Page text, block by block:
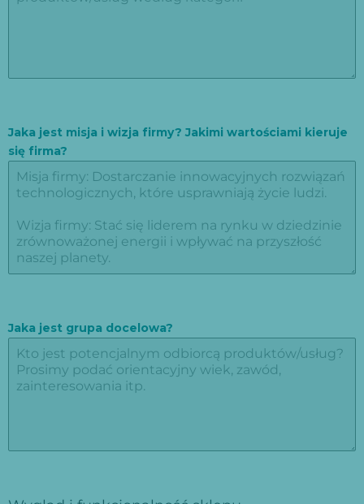
Jaka jest misja i wizja firmy? Jakimi wartościami kieruje
się firma?
Jaka jest grupa docelowa?